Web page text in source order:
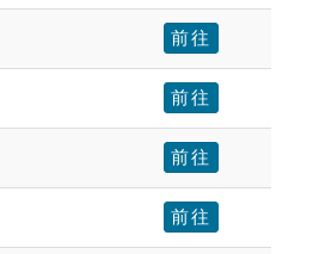
前往
前往
前往
前往